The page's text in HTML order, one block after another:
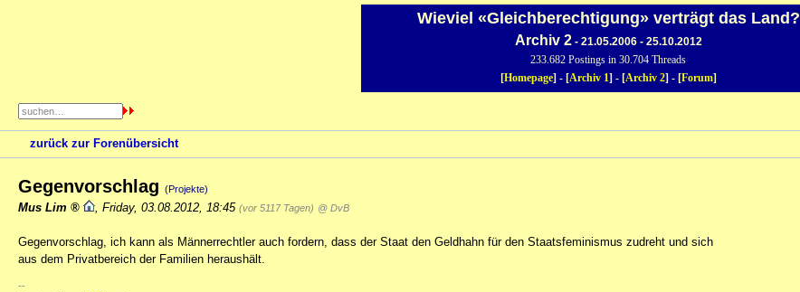
Wieviel «Gleichberechtigung» verträgt das Land?
Archiv 2- 21.05.2006 - 25.10.2012
233.682 Postings in 30.704 Threads
[Homepage] - [Archiv 1] - [Archiv 2] - [Forum]
zurück zur Forenübersicht
Gegenvorschlag (Projekte)
Mus Lim Friday, 03.08.2012, 18:45 (vor 5117 Tagen) @ DvB
Gegenvorschlag, ich kann als Männerrechtler auch fordern, dass der Staat den Geldhahn für den Staatsfeminismus zudreht und sich
aus dem Privatbereich der Familien heraushält.
--